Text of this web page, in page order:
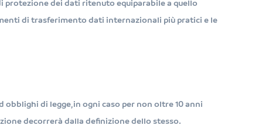
protezione dei dati ritenuto equiparabile a quello
di trasferimento dati internazionali più pratici e le
di legge, in ogni caso per non oltre 10 anni
decorrerà dalla definizione dello stesso.